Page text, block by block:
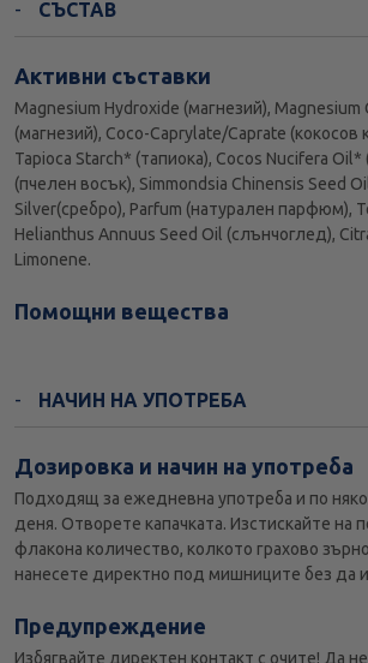
СЪСТАВ
Активни съставки
Magnesium Hydroxide (магнезий), Magnesium
(магнезий), Coco-Caprylate/Caprate (кокосов
Tapioca Starch* (тапиока), Cocos Nucifera Oil*
(пчелен восък), Simmondsia Chinensis Seed
Silver(сребро), Parfum (натурален парфюм),
Helianthus Annuus Seed Oil (слънчоглед),
Limonene.
Помощни вещества
НАЧИН НА УПОТРЕБА
Дозировка и начин на употреба
Подходящ за ежедневна употреба и по
деня. Отворете капачката. Изстискайте на
флакона количество, колкото грахово
нанесете директно под мишниците без да
Предупреждение
Избягвайте директен контакт с очите! Да